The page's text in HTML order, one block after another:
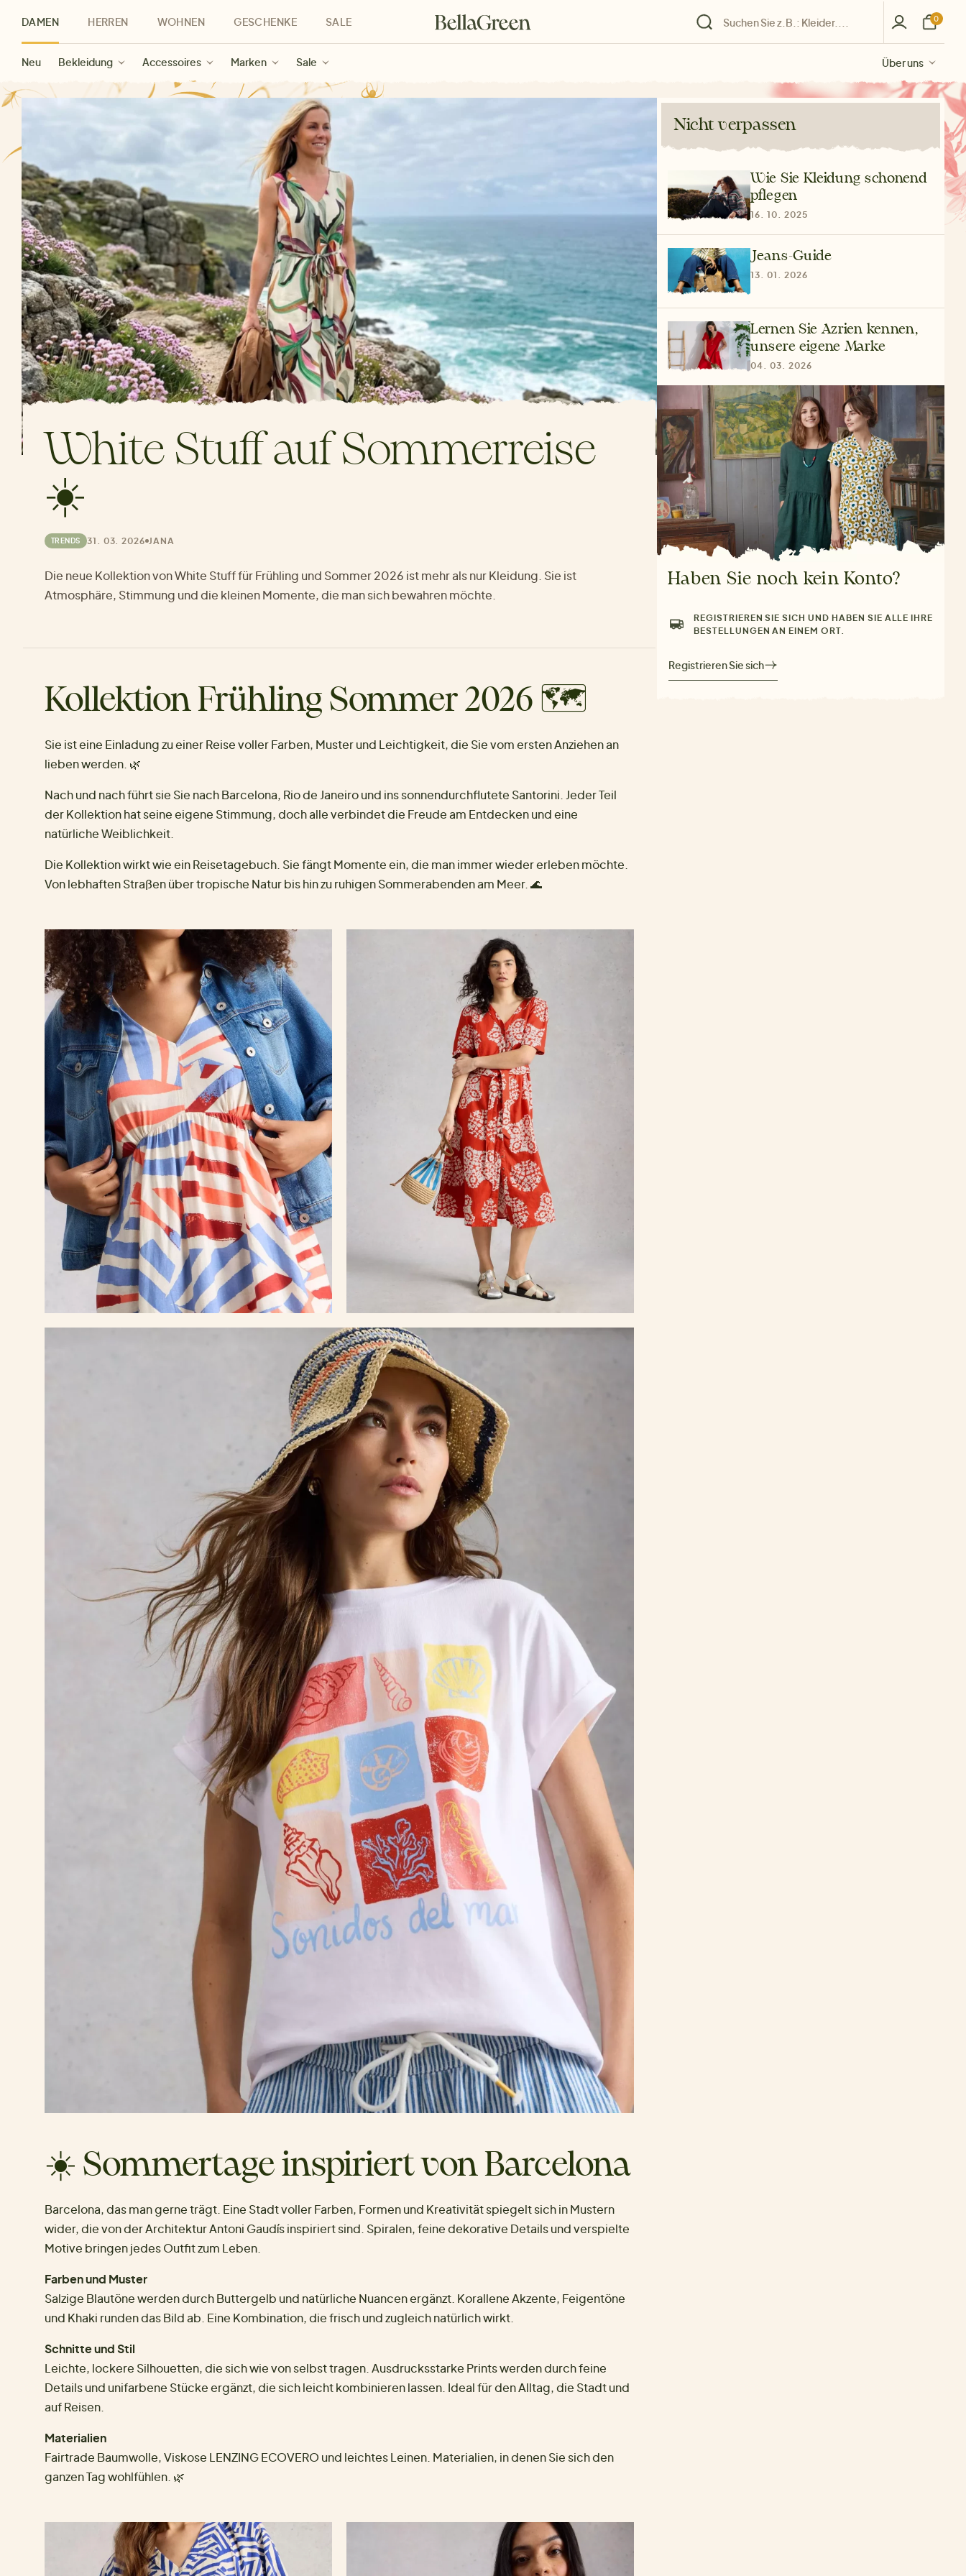
DAMEN
Neu Bekleidung Accessoires Marken Sale Über uns
HERREN
Herren Neu Bekleidung Marken Sale Über uns
WOHNEN
Kategorien Marken Sale Über uns
GESCHENKE
Geschenke für Frauen Geschenke für Männer Geschenke für Kinder Über uns
SALE
Sale Damen Sale Herren Über uns
0
White Stuff auf Sommerreise
☀️
TRENDS 31. 03. 2026 JANA
Die neue Kollektion von White Stuff für Frühling und Sommer 2026 ist mehr als nur Kleidung. Sie ist
Atmosphäre, Stimmung und die kleinen Momente, die man sich bewahren möchte.
Kollektion Frühling Sommer 2026 🗺️
Sie ist eine Einladung zu einer Reise voller Farben, Muster und Leichtigkeit, die Sie vom ersten Anziehen an
lieben werden. 🌿
Nach und nach führt sie Sie nach Barcelona, Rio de Janeiro und ins sonnendurchflutete Santorini. Jeder Teil
der Kollektion hat seine eigene Stimmung, doch alle verbindet die Freude am Entdecken und eine
natürliche Weiblichkeit.
Die Kollektion wirkt wie ein Reisetagebuch. Sie fängt Momente ein, die man immer wieder erleben möchte.
Von lebhaften Straßen über tropische Natur bis hin zu ruhigen Sommerabenden am Meer. 🌊
☀️ Sommertage inspiriert von Barcelona
Barcelona, das man gerne trägt. Eine Stadt voller Farben, Formen und Kreativität spiegelt sich in Mustern
wider, die von der Architektur Antoni Gaudís inspiriert sind. Spiralen, feine dekorative Details und verspielte
Motive bringen jedes Outfit zum Leben.
Farben und Muster
Salzige Blautöne werden durch Buttergelb und natürliche Nuancen ergänzt. Korallene Akzente, Feigentöne
und Khaki runden das Bild ab. Eine Kombination, die frisch und zugleich natürlich wirkt.
Schnitte und Stil
Leichte, lockere Silhouetten, die sich wie von selbst tragen. Ausdrucksstarke Prints werden durch feine
Details und unifarbene Stücke ergänzt, die sich leicht kombinieren lassen. Ideal für den Alltag, die Stadt und
auf Reisen.
Materialien
Fairtrade Baumwolle, Viskose LENZING ECOVERO und leichtes Leinen. Materialien, in denen Sie sich den
ganzen Tag wohlfühlen. 🌿
Nicht verpassen
Wie Sie Kleidung schonend
pflegen
16. 10. 2025
Jeans‑Guide
13. 01. 2026
Lernen Sie Azrien kennen,
unsere eigene Marke
04. 03. 2026
Haben Sie noch kein Konto?
REGISTRIEREN SIE SICH UND HABEN SIE ALLE IHRE
BESTELLUNGEN AN EINEM ORT.
Registrieren Sie sich